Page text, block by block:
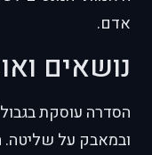
אדם.
נושאים
הסדרה עוסקת
ובמאבק על שליטה.